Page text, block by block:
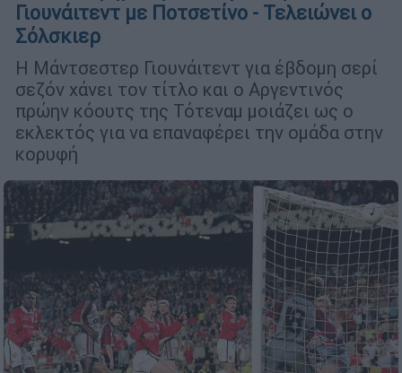
Γιουνάιτεντ με Ποτσετίνο - Τελειώνει ο
Σόλσκιερ
Η Μάντσεστερ Γιουνάιτεντ για έβδομη σερί
σεζόν χάνει τον τίτλο και ο Αργεντινός
πρώην κόουτς της Τότεναμ μοιάζει ως ο
εκλεκτός για να επαναφέρει την ομάδα στην
κορυφή